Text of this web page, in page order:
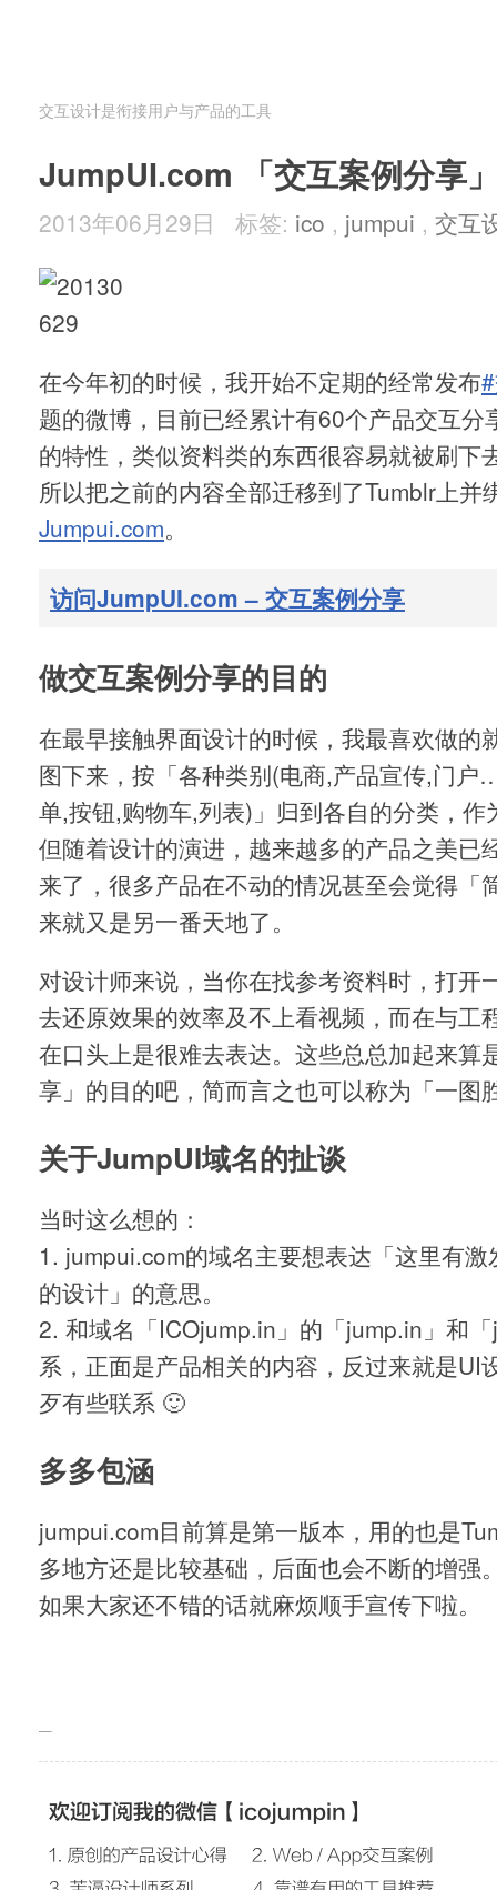
交互设计是衔接用户与产品的工具
JumpUI.com 「交互案例分享
2013年06月29日 标签: ico , jumpui , 交互
在今年初的时候，我开始不定期的经常发布
题的微博，目前已经累计有60个产品交互分
的特性，类似资料类的东西很容易就被刷下
所以把之前的内容全部迁移到了Tumblr上并
Jumpui.com。
访问JumpUI.com – 交互案例分享
做交互案例分享的目的
在最早接触界面设计的时候，我最喜欢做的
图下来，按「各种类别(电商,产品宣传,门
单,按钮,购物车,列表)」归到各自的分类，作
但随着设计的演进，越来越多的产品之美已
来了，很多产品在不动的情况甚至会觉得「
来就又是另一番天地了。
对设计师来说，当你在找参考资料时，打开
去还原效果的效率及不上看视频，而在与工
在口头上是很难去表达。这些总总加起来算
享」的目的吧，简而言之也可以称为「一图
关于JumpUI域名的扯谈
当时这么想的：
1. jumpui.com的域名主要想表达「这里有
的设计」的意思。
2. 和域名「ICOjump.in」的「jump.in 」和
系，正面是产品相关的内容，反过来就是UI
歹有些联系 🙂
多多包涵
jumpui.com目前算是第一版本，用的也是
多地方还是比较基础，后面也会不断的增强
如果大家还不错的话就麻烦顺手宣传下啦。